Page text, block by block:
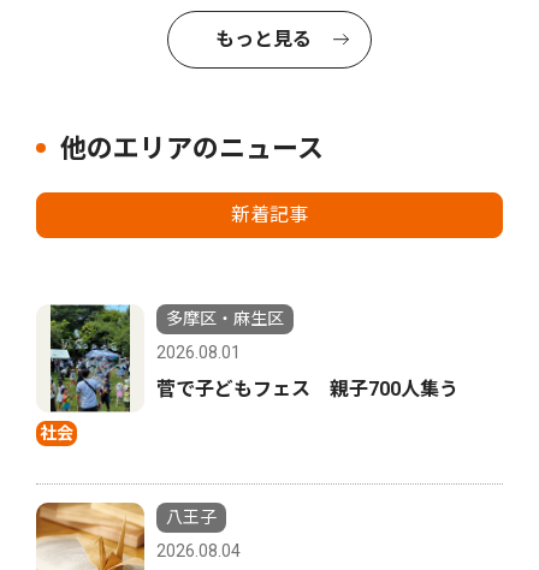
もっと見る
他のエリアのニュース
新着記事
社会
多摩区・麻生区
2026.08.01
菅で子どもフェス 親子700人集う
八王子
2026.08.04